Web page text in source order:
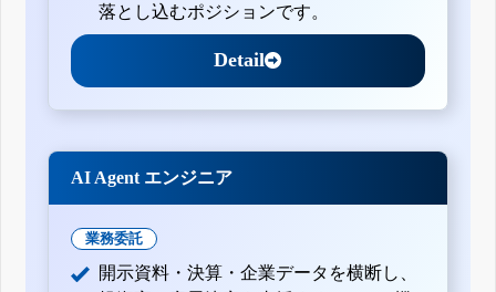
落とし込むポジションです。
Detail
AI Agent エンジニア
業務委託
開示資料・決算・企業データを横断し、